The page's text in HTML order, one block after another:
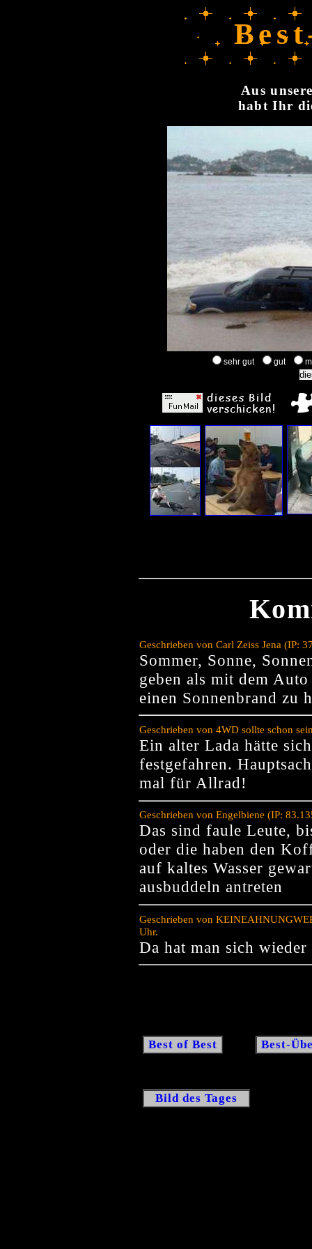
Aus
habt Ihr
sehr gut gut
Geschrieben von Carl Zeiss Jena (IP:
Sommer, Sonne,
geben als mit dem
einen Sonnenbrand zu
Geschrieben von 4WD sollte schon
Ein alter Lada hätte
festgefahren.
mal für Allrad!
Geschrieben von Engelbiene (IP:
Das sind faule Leute,
oder die haben den
auf kaltes Wasser
ausbuddeln antreten
Geschrieben von
Uhr.
Da hat man sich
Best of Best Best-
Bild des Tages